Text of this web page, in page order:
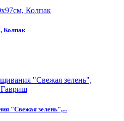
Колпак
"Свежая зелень",...